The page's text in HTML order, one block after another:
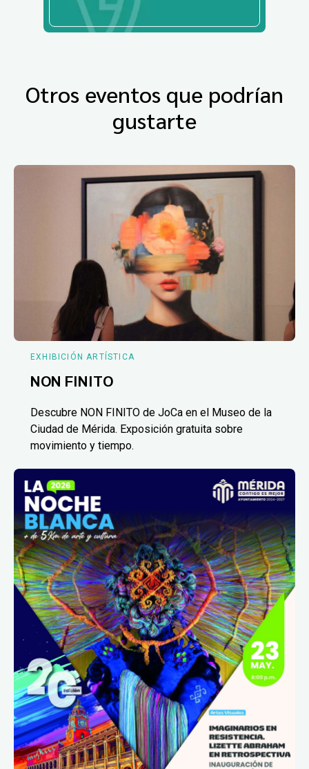
Otros eventos que podrían
gustarte
EXHIBICIÓN ARTÍSTICA
NON FINITO
Descubre NON FINITO de JoCa en el Museo de la
Ciudad de Mérida. Exposición gratuita sobre
movimiento y tiempo.